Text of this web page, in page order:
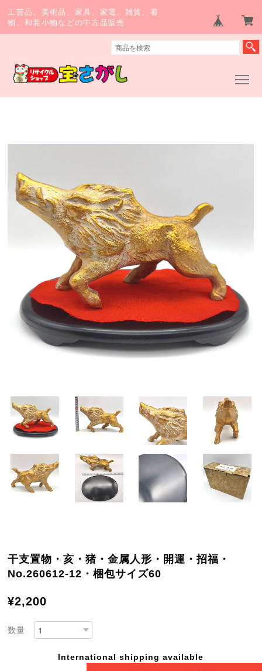
工芸品、美術品、家具、家電、雑貨、着
物、和装小物などの中古品販売
干支置物・亥・猪・金属人形・開運・招福・
No.260612-12・梱包サイズ60
¥2,200
数量
International shipping available